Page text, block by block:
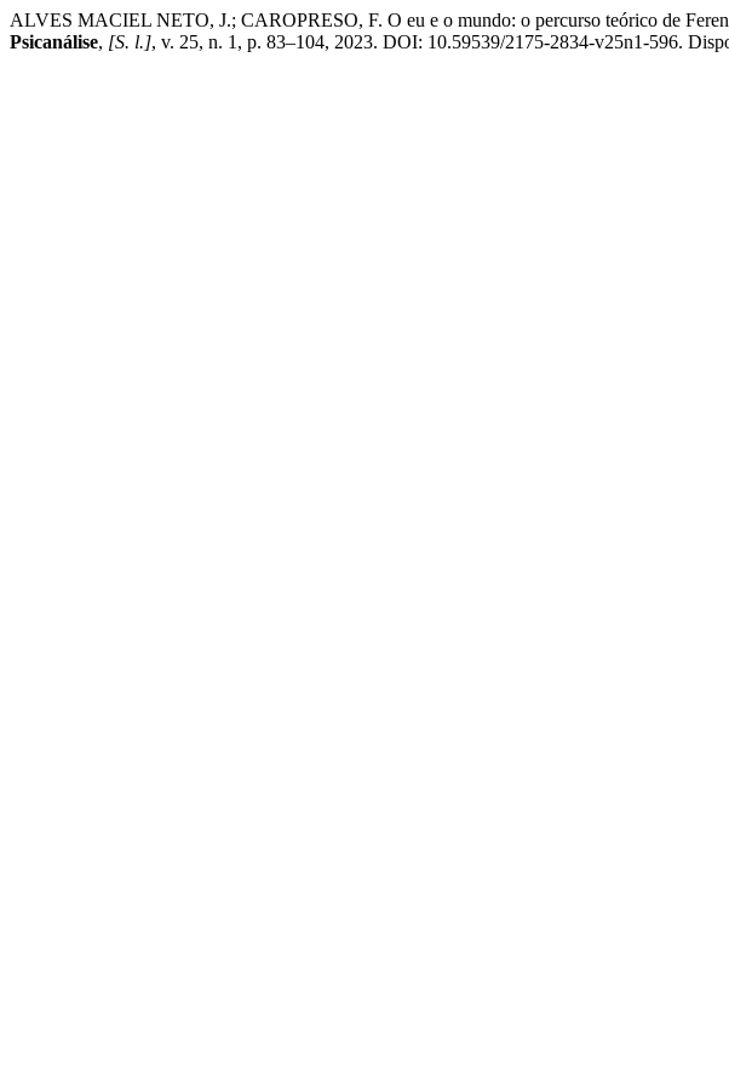
ALVES MACIEL NETO, J.; CAROPRESO, F. O eu e o mundo: o percurso teórico de
Psicanálise, [S. l.], v. 25, n. 1, p. 83–104, 2023. DOI: 10.59539/2175-2834-v25n1-596.